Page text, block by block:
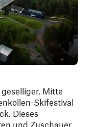
Mitte
Skifestival
Dieses
und Zuschauer